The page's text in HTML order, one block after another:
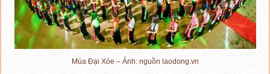
Múa Đại Xòe – Ảnh: nguồn laodong.vn